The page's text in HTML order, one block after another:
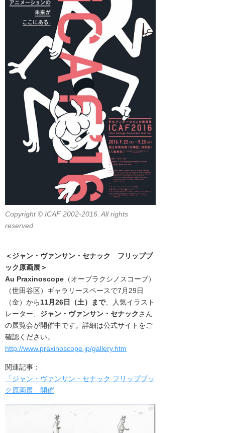
Copyright © ICAF 2002-2016. All rights
reserved.
＜ジャン・ヴァンサン・セナック フリップブ
ック原画展＞
Au Praxinoscope （オープラクシノスコープ）
（世田谷区）ギャラリースペースで7月29日
（金）から11月26日（土）まで、人気イラスト
レーター、 ジャン・ヴァンサン・セナックさん
の展覧会が開催中です。詳細は公式サイトをご
確認ください。
http://www.praxinoscope.jp/gallery.htm
関連記事：
「ジャン・ヴァンサン・セナック フリップブッ
ク原画展」開催